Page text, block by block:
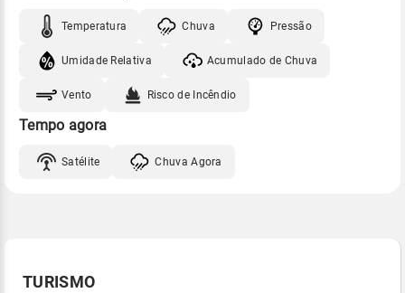
Temperatura Chuva Pressão
Umidade Relativa Acumulado de Chuva
Vento Risco de Incêndio
Tempo agora
Satélite Chuva Agora
TURISMO